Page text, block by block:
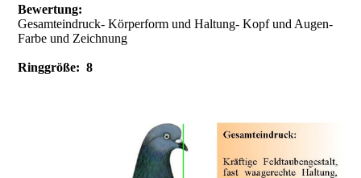
Bewertung:
Gesamteindruck- Körperform und Haltung- Kopf und Augen-
Farbe und Zeichnung
Ringgröße: 8